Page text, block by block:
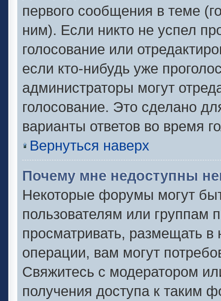
первого сообщения в теме
ним). Если никто не успел
голосование или
если кто-нибудь уже
администраторы могут
голосование. Это сделано
варианты ответов во время
Вернуться наверх
Почему мне недоступны
Некоторые форумы могут
пользователям или группам
просматривать, размещать
операции, вам могут
Свяжитесь с модератором
получения доступа к таким